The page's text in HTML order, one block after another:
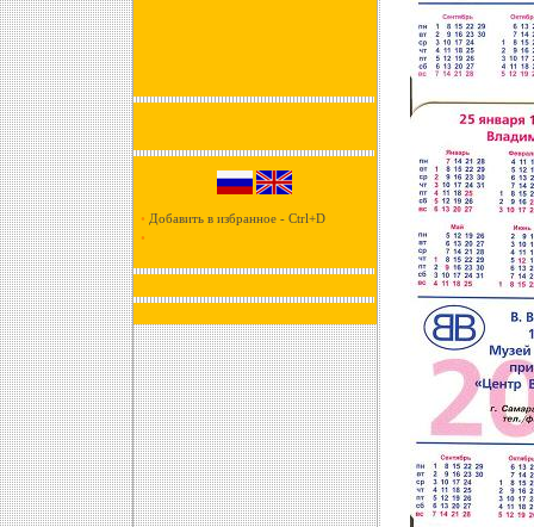
• Добавить в избранное - Ctrl+D
•